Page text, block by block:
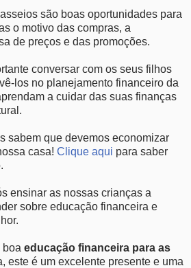
são boas oportunidades para
o motivo das compras, a
de preços e das promoções.
conversar com os seus filhos
los no planejamento financeiro da
a cuidar das suas finanças
sabem que devemos economizar
casa! Clique aqui para saber
ensinar as nossas crianças a
sobre educação financeira e
boa educação financeira para as
este é um excelente presente e uma